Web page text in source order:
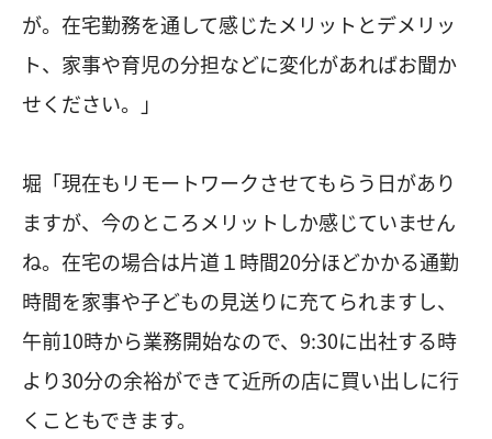
が。在宅勤務を通して感じたメリットとデメリッ
ト、家事や育児の分担などに変化があればお聞か
せください。」
堀「現在もリモートワークさせてもらう日があり
ますが、今のところメリットしか感じていません
ね。在宅の場合は片道１時間20分ほどかかる通勤
時間を家事や子どもの見送りに充てられますし、
午前10時から業務開始なので、9:30に出社する時
より30分の余裕ができて近所の店に買い出しに行
くこともできます。